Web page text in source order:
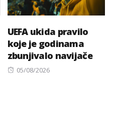
UEFA ukida pravilo
koje je godinama
zbunjivalo navijače
Posted
05/08/2026